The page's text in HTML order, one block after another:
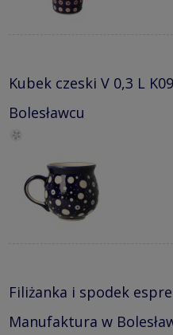
Kubek czeski V 0,3 L
Bolesławcu
Filiżanka i spodek
Manufaktura w